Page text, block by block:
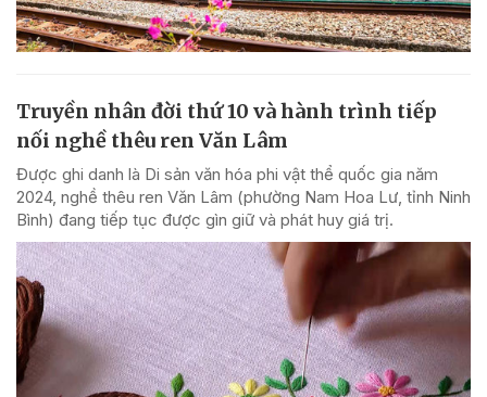
Truyền nhân đời thứ 10 và hành trình tiếp
nối nghề thêu ren Văn Lâm
Được ghi danh là Di sản văn hóa phi vật thể quốc gia năm
2024, nghề thêu ren Văn Lâm (phường Nam Hoa Lư, tỉnh Ninh
Bình) đang tiếp tục được gìn giữ và phát huy giá trị.